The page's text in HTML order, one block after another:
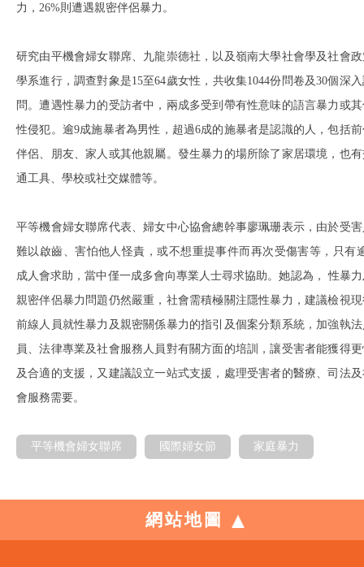
力，26%則遭遇親密伴侶暴力。
研究由平機會婦女聯席、九龍崇德社，以及嶺南大學社會學及社會
學系進行，調查對象是15至64歲女性，共收集1044份問卷及30個深
問。遭遇性暴力的受訪者中，兩成多受到帶有性意味的語言暴力或
性侵犯。逾9成施暴者為男性，超過6成的施暴者是認識的人，包括
伴侶、朋友、家人或其他親屬。發生暴力的場所除了家居環境，也
通工具、學校或社交媒體等。
平等機會婦女聯席代表、婦女中心協會總幹事廖珮珊表示，由於受
難以啟齒、害怕他人怪責，或不想重提事件而再次受傷害等，只有
成人會求助，當中僅一成多會向專業人士尋求協助。她認為， 性暴
親密伴侶暴力問題仍然嚴重，社會需積極關注隱性暴力，建議檢視
前線人員就性暴力及親密關係暴力的指引及個案分類系統，加強執
員、法律專業及社會服務人員對有關方面的培訓，讓受害者能獲得
及合適的支援，又建議設立一站式支援，處理受害者的醫療、司法
會服務需要。
平等機會婦女聯席 國際婦女節 家庭暴力
網站地圖